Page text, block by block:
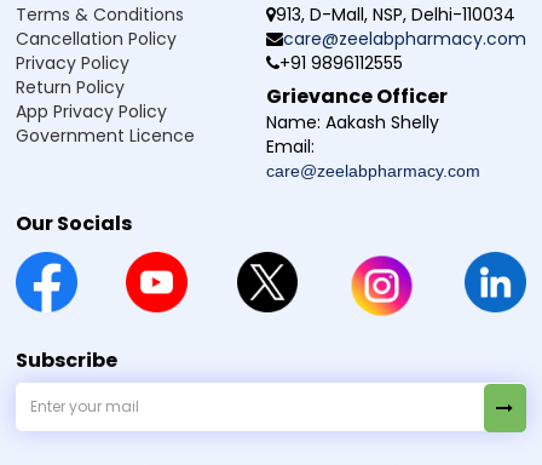
డిస్క్లైమర్ :
Zeelab Pharmacy ద్వార ప్రధాన్ కి గై స్వాస్థ్య సంబంధం ఉద్దేశ్య సే है. కిసి భీ స్వాస్థ్య సమస్య లేదా స్థితి
స్వయం దవ న లేదు. కిసి భీ దవా యా ఉపచార కో షురూ కరణే, బంద కరణే యోగ్య చికిత్స సే పరమర్ష అవశ్య కరెన్.
Terms & Conditions
Cancellation Policy
Privacy Policy
Return Policy
App Privacy Policy
Government Licence
913, D-Mall, NSP, Delhi-110034
care@zeelabpharmacy.com
+91 9896112555
Grievance Officer
Name: Aakash Shelly
Email:
care@zeelabpharmacy.com
Our Socials
Subscribe